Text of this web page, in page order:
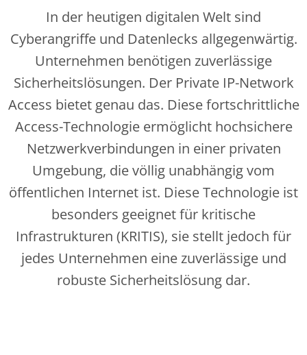
In der heutigen digitalen Welt sind
Cyberangriffe und Datenlecks allgegenwärtig.
Unternehmen benötigen zuverlässige
Sicherheitslösungen. Der Private IP-Network
Access bietet genau das. Diese fortschrittliche
Access-Technologie ermöglicht hochsichere
Netzwerkverbindungen in einer privaten
Umgebung, die völlig unabhängig vom
öffentlichen Internet ist. Diese Technologie ist
besonders geeignet für kritische
Infrastrukturen (KRITIS), sie stellt jedoch für
jedes Unternehmen eine zuverlässige und
robuste Sicherheitslösung dar.